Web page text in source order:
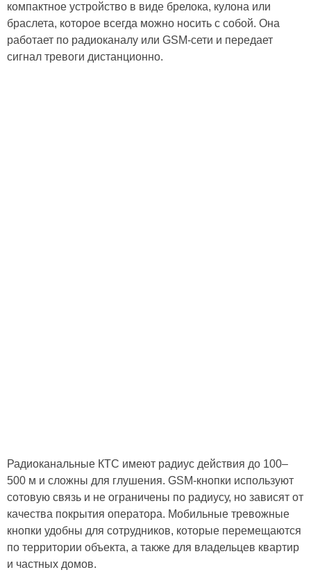
компактное устройство в виде брелока, кулона или
браслета, которое всегда можно носить с собой. Она
работает по радиоканалу или GSM-сети и передает
сигнал тревоги дистанционно.
Радиоканальные КТС имеют радиус действия до 100–
500 м и сложны для глушения. GSM-кнопки используют
сотовую связь и не ограничены по радиусу, но зависят от
качества покрытия оператора. Мобильные тревожные
кнопки удобны для сотрудников, которые перемещаются
по территории объекта, а также для владельцев квартир
и частных домов.